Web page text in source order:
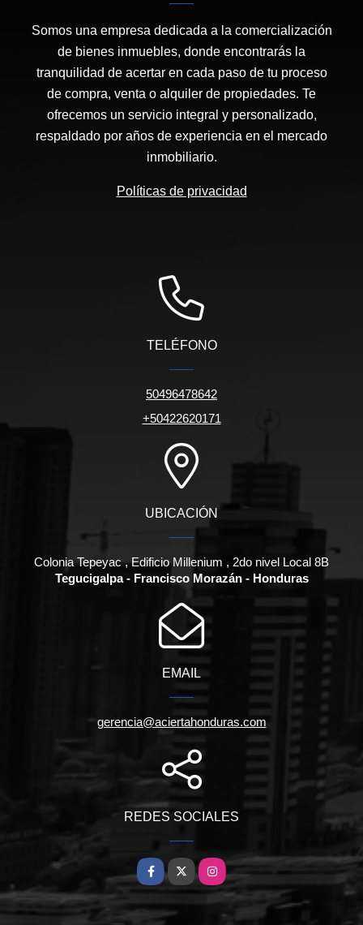
Somos una empresa dedicada a la comercialización
de bienes inmuebles, donde encontrarás la
tranquilidad de acertar en cada paso de tu proceso
de compra, venta o alquiler de propiedades. Te
ofrecemos un servicio integral y personalizado,
respaldado por años de experiencia en el mercado
inmobiliario.
Políticas de privacidad
TELÉFONO
50496478642
+50422620171
UBICACIÓN
Colonia Tepeyac , Edificio Millenium , 2do nivel Local 8B
Tegucigalpa - Francisco Morazán - Honduras
EMAIL
gerencia@aciertahonduras.com
REDES SOCIALES
Facebook
X Instagram